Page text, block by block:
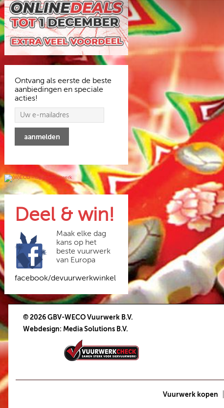
Ontvang als eerste de beste
aanbiedingen en speciale
acties!
Deel & win!
Maak elke dag
kans op het
beste vuurwerk
van Europa
facebook/devuurwerkwinkel
© 2026 GBV-WECO Vuurwerk B.V.
Webdesign: Media Solutions B.V.
Vuurwerk kopen